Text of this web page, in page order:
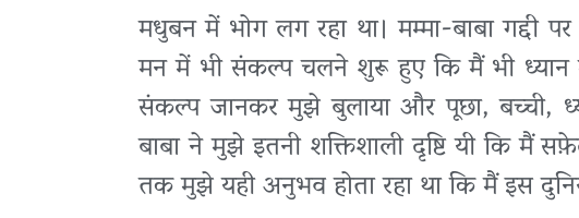
मधुबन में भोग लग रहा था। मम्मा-बाबा गद्दी
मन में भी संकल्प चलने शुरू हुए कि मैं भी ध्यान
संकल्प जानकर मुझे बुलाया और पूछा, बच्ची,
बाबा ने मुझे इतनी शक्तिशाली दृष्टि यी कि
तक मुझे यही अनुभव होता रहा था कि मैं इस